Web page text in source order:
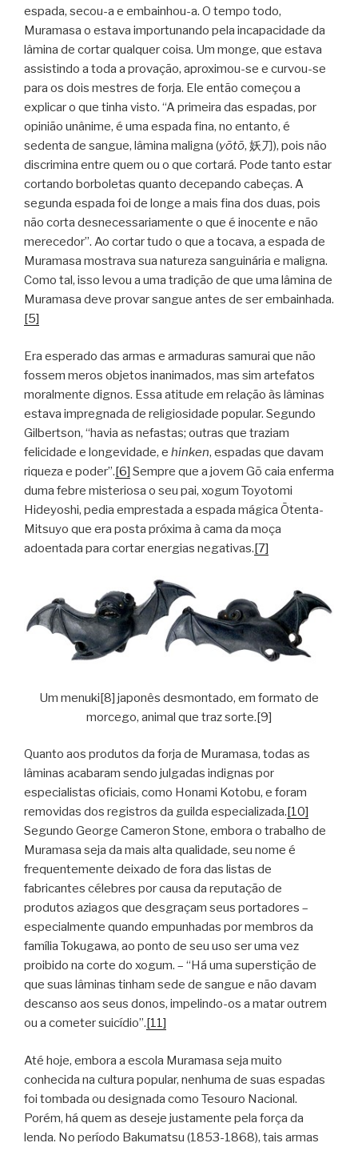
espada, secou-a e embainhou-a. O tempo todo,
Muramasa o estava importunando pela incapacidade da
lâmina de cortar qualquer coisa. Um monge, que estava
assistindo a toda a provação, aproximou-se e curvou-se
para os dois mestres de forja. Ele então começou a
explicar o que tinha visto. “A primeira das espadas, por
opinião unânime, é uma espada fina, no entanto, é
sedenta de sangue, lâmina maligna (yōtō, 妖刀), pois não
discrimina entre quem ou o que cortará. Pode tanto estar
cortando borboletas quanto decepando cabeças. A
segunda espada foi de longe a mais fina dos duas, pois
não corta desnecessariamente o que é inocente e não
merecedor”. Ao cortar tudo o que a tocava, a espada de
Muramasa mostrava sua natureza sanguinária e maligna.
Como tal, isso levou a uma tradição de que uma lâmina de
Muramasa deve provar sangue antes de ser embainhada.
[5]
Era esperado das armas e armaduras samurai que não
fossem meros objetos inanimados, mas sim artefatos
moralmente dignos. Essa atitude em relação às lâminas
estava impregnada de religiosidade popular. Segundo
Gilbertson, “havia as nefastas; outras que traziam
felicidade e longevidade, e hinken, espadas que davam
riqueza e poder”.[6] Sempre que a jovem Gō caia enferma
duma febre misteriosa o seu pai, xogum Toyotomi
Hideyoshi, pedia emprestada a espada mágica Ōtenta-
Mitsuyo que era posta próxima à cama da moça
adoentada para cortar energias negativas.[7]
Um menuki[8] japonês desmontado, em formato de
morcego, animal que traz sorte.[9]
Quanto aos produtos da forja de Muramasa, todas as
lâminas acabaram sendo julgadas indignas por
especialistas oficiais, como Honami Kotobu, e foram
removidas dos registros da guilda especializada. [10]
Segundo George Cameron Stone, embora o trabalho de
Muramasa seja da mais alta qualidade, seu nome é
frequentemente deixado de fora das listas de
fabricantes célebres por causa da reputação de
produtos aziagos que desgraçam seus portadores –
especialmente quando empunhadas por membros da
família Tokugawa, ao ponto de seu uso ser uma vez
proibido na corte do xogum. – “Há uma superstição de
que suas lâminas tinham sede de sangue e não davam
descanso aos seus donos, impelindo-os a matar outrem
ou a cometer suicídio”. [11]
Até hoje, embora a escola Muramasa seja muito
conhecida na cultura popular, nenhuma de suas espadas
foi tombada ou designada como Tesouro Nacional.
Porém, há quem as deseje justamente pela força da
lenda. No período Bakumatsu (1853-1868), tais armas